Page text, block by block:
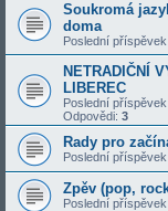
Soukromá
doma
Poslední
NETRADIČNÍ
LIBEREC
Poslední
Odpovědi: 3
Rady pro
Poslední
Zpěv (pop,
Poslední